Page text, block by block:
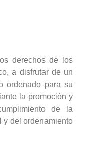
derechos de los
a disfrutar de un
ordenado para su
la promoción y
de la
y del ordenamiento